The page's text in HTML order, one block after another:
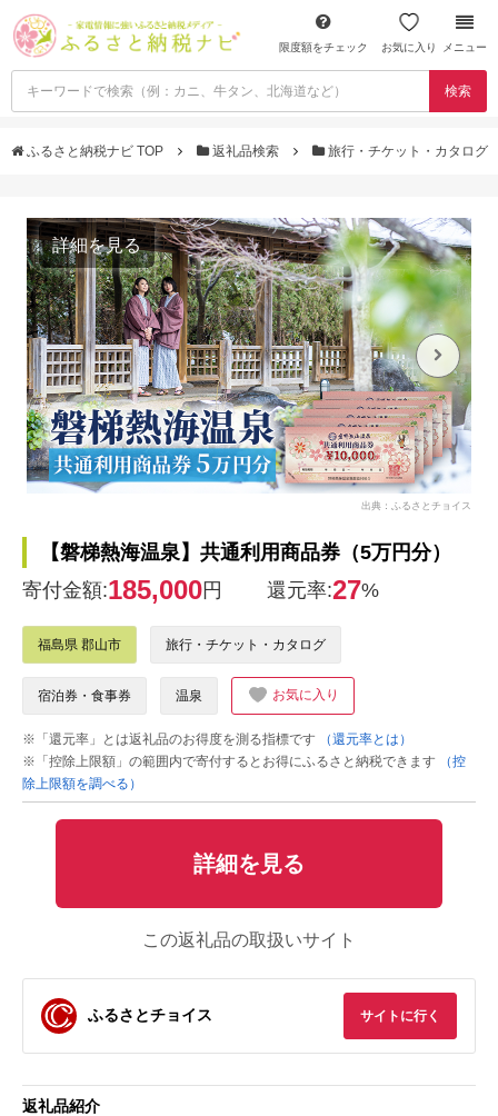
限度額をチェック お気に入り メニュー
検索
ふるさと納税ナビ TOP 返礼品検索 旅行・チケット・カタログ
詳細を見る
出典：ふるさとチョイス
【磐梯熱海温泉】共通利用商品券（5万円分）
寄付金額:185,000円 還元率:27%
福島県 郡山市 旅行・チケット・カタログ
宿泊券・食事券 温泉 お気に入り
※「還元率」とは返礼品のお得度を測る指標です
（還元率とは）
※「控除上限額」の範囲内で寄付するとお得にふるさと納税できます
（控
除上限額を調べる）
詳細を見る
この返礼品の取扱いサイト
ふるさとチョイス サイトに行く
返礼品紹介